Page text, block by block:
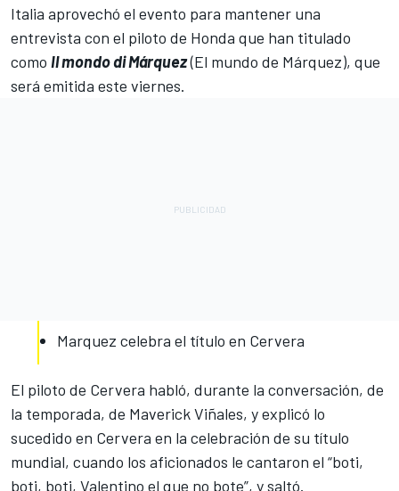
Italia aprovechó el evento para mantener una
entrevista con el piloto de Honda que han titulado
como Il mondo di Márquez(El mundo de Márquez), que
será emitida este viernes.
Marquez celebra el título en Cervera
El piloto de Cervera habló, durante la conversación, de
la temporada, de Maverick Viñales, y explicó lo
sucedido en Cervera en la celebración de su título
mundial, cuando los aficionados le cantaron el “boti,
boti, boti, Valentino el que no bote”, y saltó.